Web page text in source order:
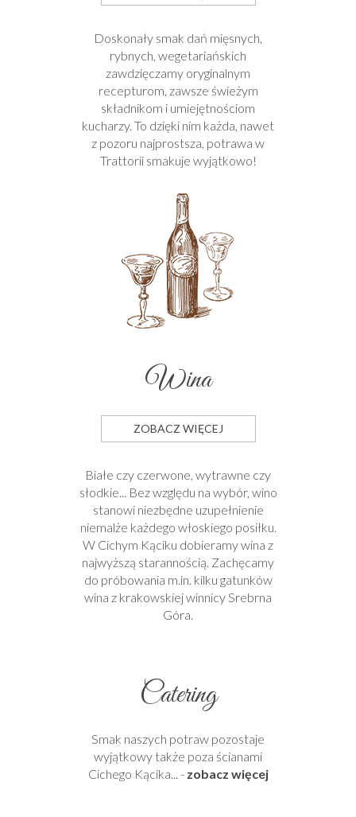
Doskonały smak dań mięsnych,
rybnych, wegetariańskich
zawdzięczamy oryginalnym
recepturom, zawsze świeżym
składnikom i umiejętnościom
kucharzy. To dzięki nim każda, nawet
z pozoru najprostsza, potrawa w
Trattorii smakuje wyjątkowo!
Wina
ZOBACZ WIĘCEJ
Białe czy czerwone, wytrawne czy
słodkie... Bez względu na wybór, wino
stanowi niezbędne uzupełnienie
niemalże każdego włoskiego posiłku.
W Cichym Kąciku dobieramy wina z
najwyższą starannością. Zachęcamy
do próbowania m.in. kilku gatunków
wina z krakowskiej winnicy Srebrna
Góra.
Catering
Smak naszych potraw pozostaje
wyjątkowy także poza ścianami
Cichego Kącika... - zobacz więcej